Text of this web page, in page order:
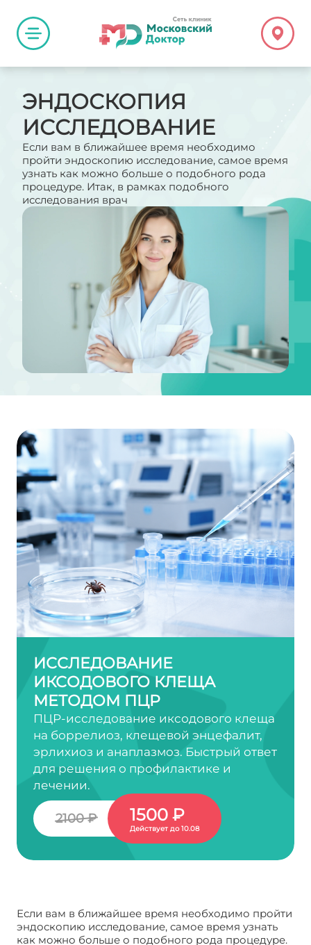
ЭНДОСКОПИЯ
ИССЛЕДОВАНИЕ
Если вам в ближайшее время необходимо
пройти эндоскопию исследование, самое время
узнать как можно больше о подобного рода
процедуре. Итак, в рамках подобного
исследования врач
ИССЛЕДОВАНИЕ
ИКСОДОВОГО КЛЕЩА
МЕТОДОМ ПЦР
ПЦР-исследование иксодового клеща
на боррелиоз, клещевой энцефалит,
эрлихиоз и анаплазмоз. Быстрый ответ
для решения о профилактике и
лечении.
2100 ₽ 1500 ₽
Действует до 10.08
Если вам в ближайшее время необходимо пройти
эндоскопию исследование, самое время узнать
как можно больше о подобного рода процедуре.